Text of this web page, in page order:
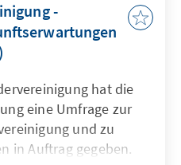
-
hat die
eine Umfrage zur
und zu
in Auftrag gegeben.